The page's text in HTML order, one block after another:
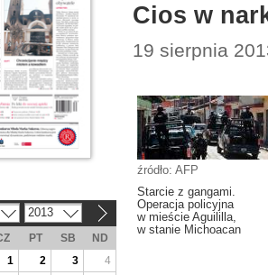
Cios w
19 sierpnia
źródło: AFP
Starcie z gangami.
Operacja policyjna
w mieście Aguililla,
w stanie Michoacan
2013
PT SB
ND
1
2 3
4